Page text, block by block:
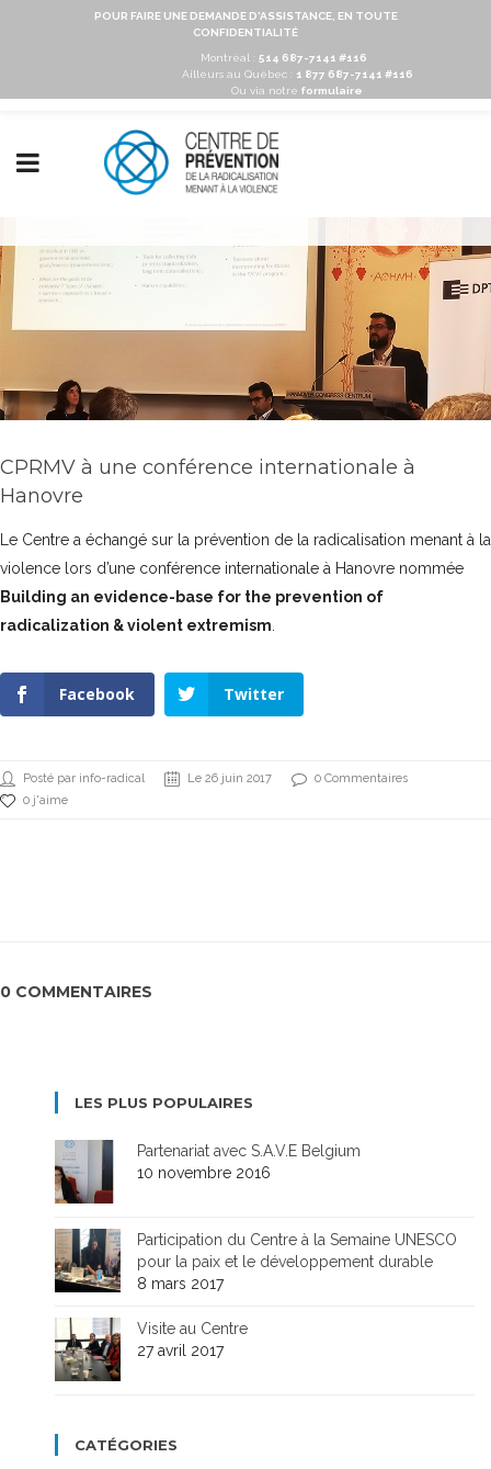
POUR FAIRE UNE DEMANDE D'ASSISTANCE, EN TOUTE
CONFIDENTIALITÉ
Montréal : 514 687-7141 #116
Ailleurs au Québec :
1 877 687-7141 #116
Ou via notre formulaire
CPRMV à une conférence internationale à
Hanovre
Le Centre a échangé sur la prévention de la radicalisation menant à la
violence lors d’une conférence internationale à Hanovre nommée
Building an evidence-base for the prevention of
radicalization & violent extremism
Facebook Twitter
Posté par info-radical Le 26 juin 2017
0 Commentaires
0 j'aime
0 COMMENTAIRES
LES PLUS POPULAIRES
Partenariat avec S.A.V.E Belgium
10 novembre 2016
Participation du Centre à la Semaine UNESCO
pour la paix et le développement durable
8 mars 2017
Visite au Centre
27 avril 2017
CATÉGORIES